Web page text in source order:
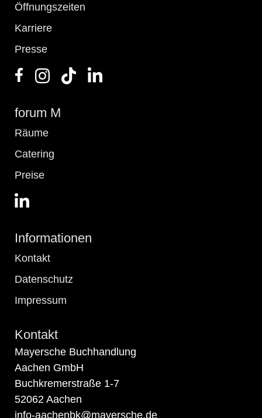
Öffnungszeiten
Karriere
Presse
forum M
Räume
Catering
Preise
Informationen
Kontakt
Datenschutz
Impressum
Kontakt
Mayersche Buchhandlung
Aachen GmbH
Buchkremerstraße 1-7
52062 Aachen
info-aachenbk@mayersche.de